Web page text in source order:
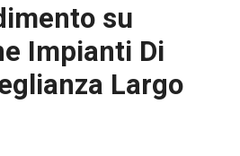
su
Impianti Di
Largo